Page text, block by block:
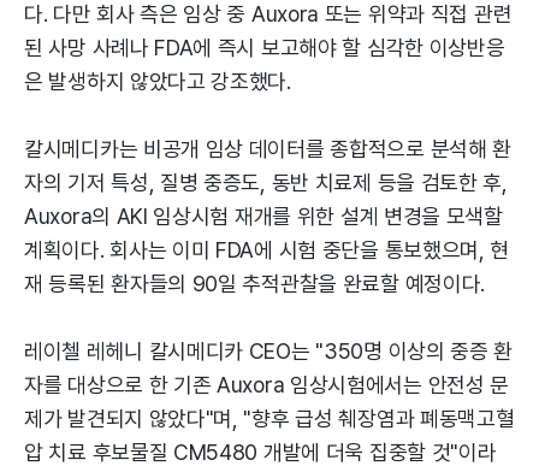
다. 다만 회사 측은 임상 중 Auxora 또는 위약과 직접 관련
된 사망 사례나 FDA에 즉시 보고해야 할 심각한 이상반응
은 발생하지 않았다고 강조했다.
칼시메디카는 비공개 임상 데이터를 종합적으로 분석해 환
자의 기저 특성, 질병 중증도, 동반 치료제 등을 검토한 후,
Auxora의 AKI 임상시험 재개를 위한 설계 변경을 모색할
계획이다. 회사는 이미 FDA에 시험 중단을 통보했으며, 현
재 등록된 환자들의 90일 추적관찰을 완료할 예정이다.
레이첼 레헤니 칼시메디카 CEO는 "350명 이상의 중증 환
자를 대상으로 한 기존 Auxora 임상시험에서는 안전성 문
제가 발견되지 않았다"며, "향후 급성 췌장염과 폐동맥고혈
압 치료 후보물질 CM5480 개발에 더욱 집중할 것"이라